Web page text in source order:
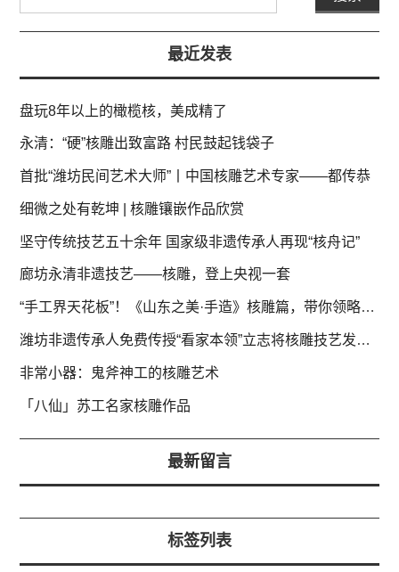
最近发表
盘玩8年以上的橄榄核，美成精了
永清：“硬”核雕出致富路 村民鼓起钱袋子
首批“潍坊民间艺术大师”丨中国核雕艺术专家——都传恭
细微之处有乾坤 | 核雕镶嵌作品欣赏
坚守传统技艺五十余年 国家级非遗传承人再现“核舟记”
廊坊永清非遗技艺——核雕，登上央视一套
“手工界天花板”！《山东之美·手造》核雕篇，带你领略掌寸间微观世界
潍坊非遗传承人免费传授“看家本领”立志将核雕技艺发扬光大
非常小器：鬼斧神工的核雕艺术
「八仙」苏工名家核雕作品
最新留言
标签列表